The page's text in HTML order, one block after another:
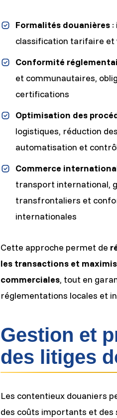
Formalités douanières :
classification tarifaire et
Conformité
et communautaires,
certifications
Optimisation des
logistiques, réduction
automatisation et
Commerce
transport international,
transfrontaliers et
internationales
Cette approche permet de
les transactions et
commerciales, tout en
réglementations locales et
Gestion et
des litiges
Les contentieux douaniers
des coûts importants et des